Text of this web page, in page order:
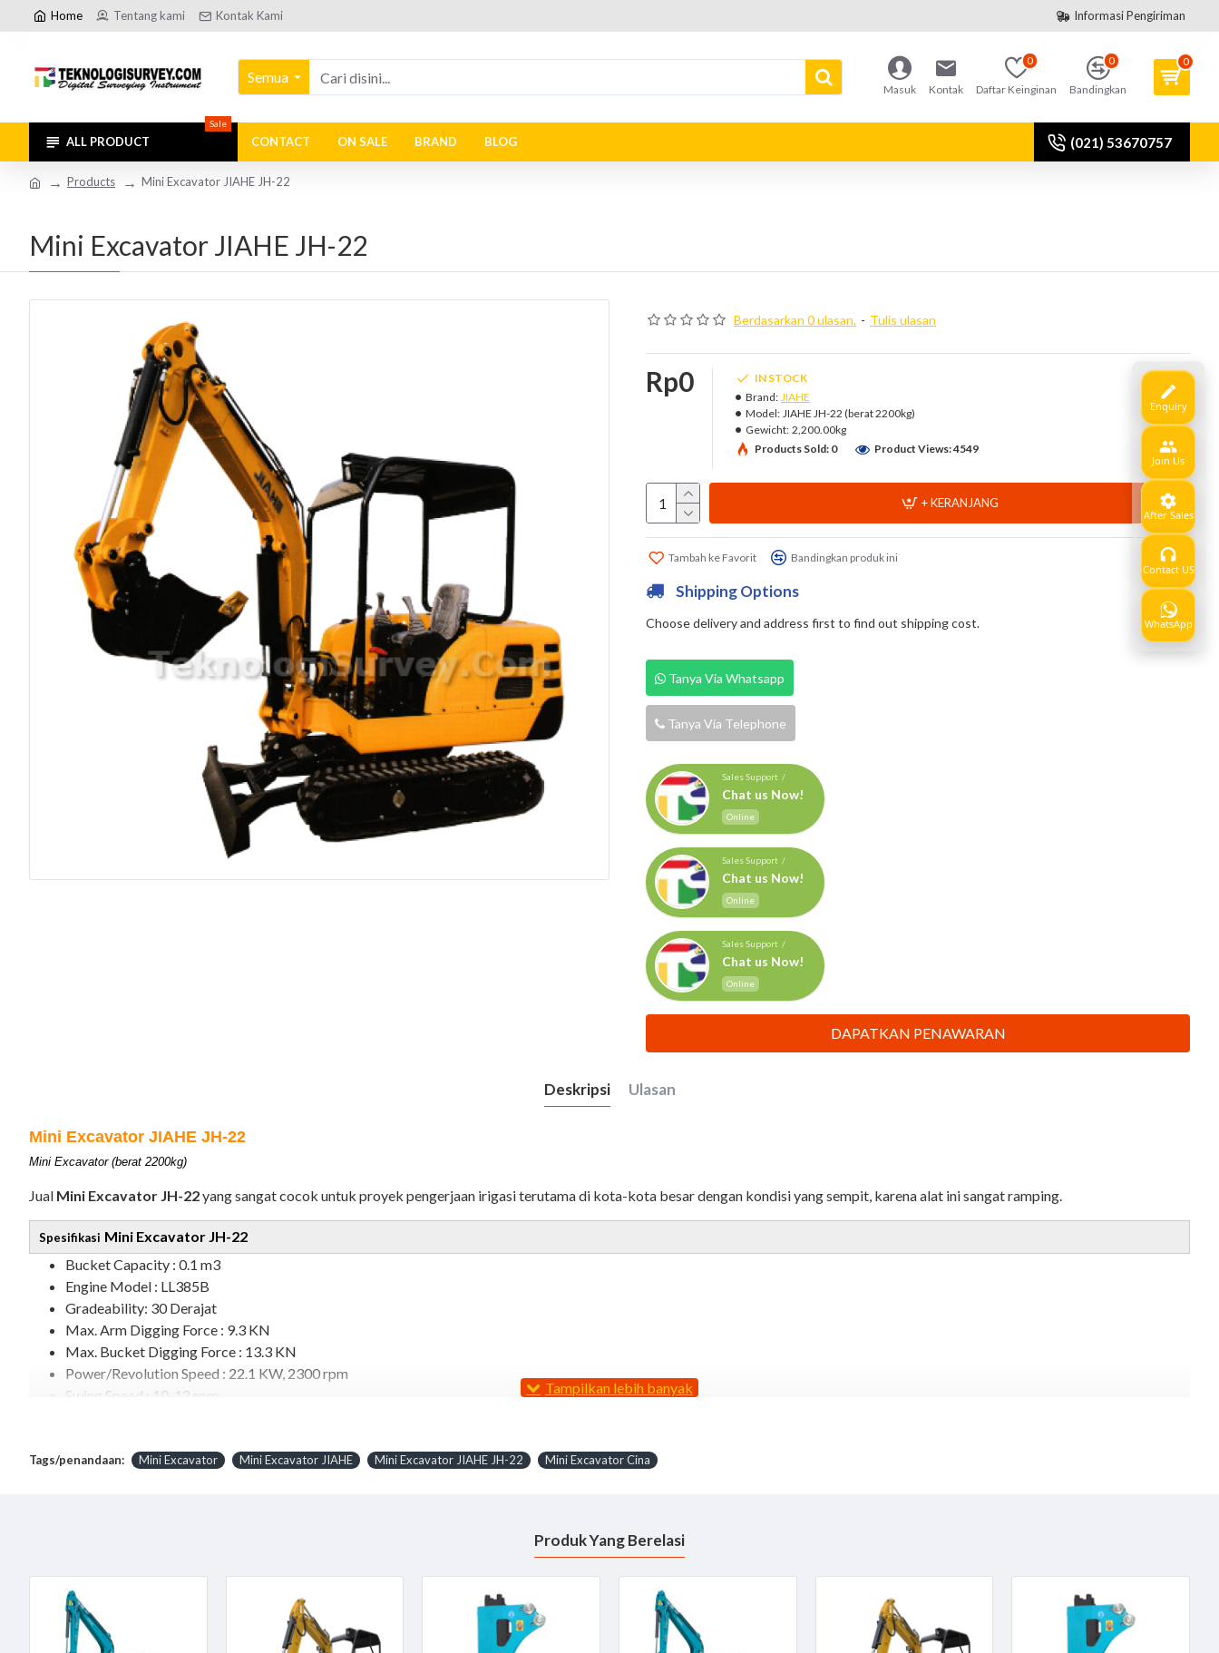
Home Tentang kami Kontak Kami Informasi Pengiriman
Semua
Masuk Kontak Daftar Keinginan
0
Bandingkan
0 0
ALL PRODUCT
Sale
CONTACT ON SALE BRAND BLOG (021) 53670757
Products Mini Excavator JIAHE JH-22
Mini Excavator JIAHE JH-22
Berdasarkan 0 ulasan. - Tulis ulasan
Rp0
IN STOCK
Brand: JIAHE
Model: JIAHE JH-22 (berat 2200kg)
Gewicht: 2,200.00kg
Products Sold: 0
Product Views: 4549
+ KERANJANG
Tambah ke Favorit Bandingkan produk ini
Shipping Options
Choose delivery and address first to find out shipping cost.
Show
Tanya Via Whatsapp
Tanya Via Telephone
Sales Support /
Chat us Now!
Online
Sales Support /
Chat us Now!
Online
Sales Support /
Chat us Now!
Online
DAPATKAN PENAWARAN
Deskripsi Ulasan
Mini Excavator JIAHE JH-22
Mini Excavator (berat 2200kg)
Jual Mini Excavator JH-22yang sangat cocok untuk proyek pengerjaan irigasi terutama di kota-kota besar dengan kondisi yang sempit, karena alat ini sangat ramping.
Spesifikasi Mini Excavator JH-22
Bucket Capacity : 0.1 m3
Engine Model : LL385B
Gradeability: 30 Derajat
Max. Arm Digging Force : 9.3 KN
Max. Bucket Digging Force : 13.3 KN
Power/Revolution Speed : 22.1 KW, 2300 rpm
Swing Speed : 10-12 rpm
Working Range
Max. Digging Radius : 4370 mm
Max. Dozer Blade Cut Distance : 310 mm
Max. Dozer Blade Lift Distance : 240 mm
Max. Dumping Height : 2290 mm
Tags/penandaan: Mini Excavator Mini Excavator JIAHE Mini Excavator JIAHE JH-22 Mini Excavator Cina
Produk Yang Berelasi
Enquiry
Join Us
After Sales
Contact US
WhatsApp